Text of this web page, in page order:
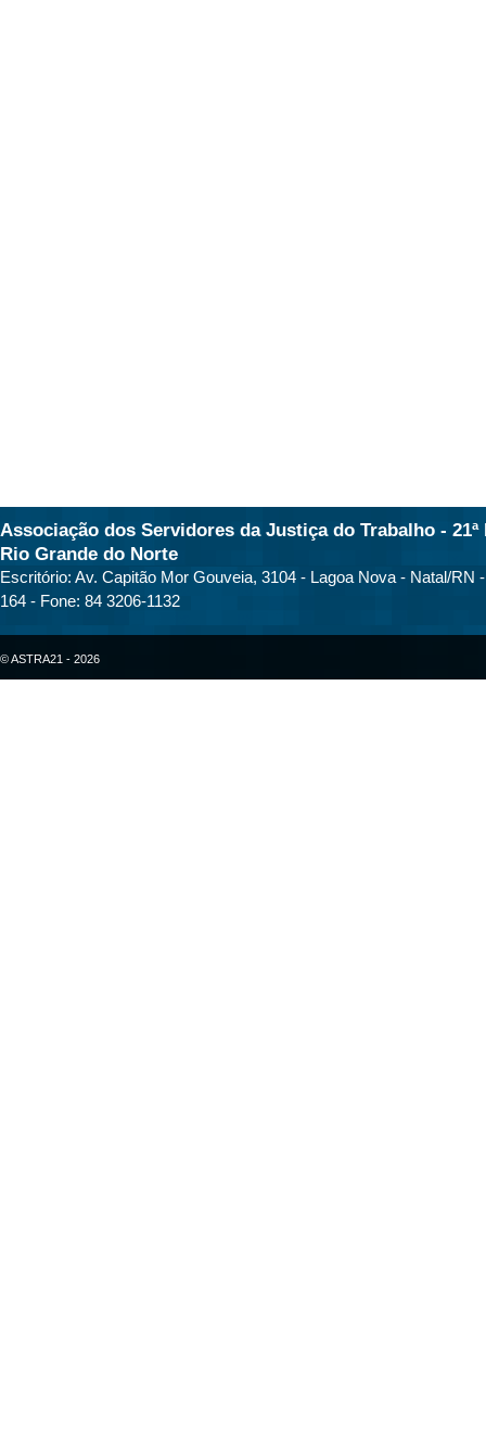
Associação dos Servidores da Justiça do Trabalho - 21ª
Rio Grande do Norte
Escritório: Av. Capitão Mor Gouveia, 3104 - Lagoa Nova - Natal/RN
164 - Fone: 84 3206-1132
© ASTRA21 - 2026